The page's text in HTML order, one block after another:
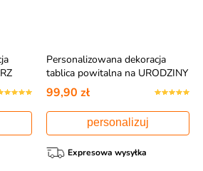
Personalizowana dekoracja
tablica powitalna na URODZINY
99,90 zł
personalizuj
Expresowa wysyłka